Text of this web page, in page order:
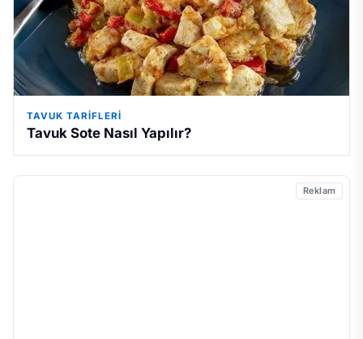
TAVUK TARIFLERI
Tavuk Sote Nasıl Yapılır?
Reklam